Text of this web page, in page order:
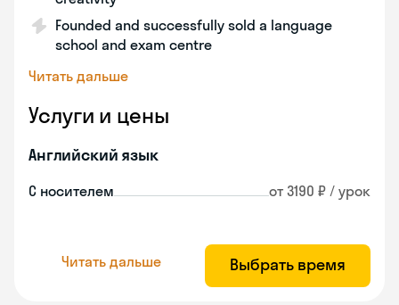
Founded and successfully sold a language
school and exam centre
Читать дальше
Услуги и цены
Английский язык
С носителем от 3190 ₽ / урок
Читать дальше Выбрать время